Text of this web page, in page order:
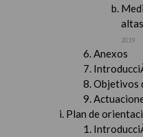
2019
Anexos
Objetivos
Plan de